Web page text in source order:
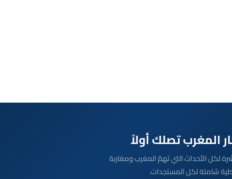
متابعة مباشرة لكل الأحداث التي تهمّ المغرب ومغاربة
شاملة لكل المستجدات.